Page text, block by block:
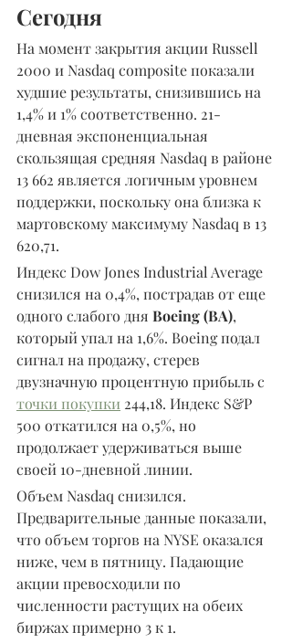
Сегодня
На момент закрытия акции Russell
2000 и Nasdaq composite показали
худшие результаты, снизившись на
1,4% и 1% соответственно. 21-
дневная экспоненциальная
скользящая средняя Nasdaq в районе
13 662 является логичным уровнем
поддержки, поскольку она близка к
мартовскому максимуму Nasdaq в 13
620,71.
Индекс Dow Jones Industrial Average
снизился на 0,4%, пострадав от еще
одного слабого дня Boeing (BA),
который упал на 1,6%. Boeing подал
сигнал на продажу, стерев
двузначную процентную прибыль с
точки покупки 244,18. Индекс S&P
500 откатился на 0,5%, но
продолжает удерживаться выше
своей 10-дневной линии.
Объем Nasdaq снизился.
Предварительные данные показали,
что объем торгов на NYSE оказался
ниже, чем в пятницу. Падающие
акции превосходили по
численности растущих на обеих
биржах примерно 3 к 1.